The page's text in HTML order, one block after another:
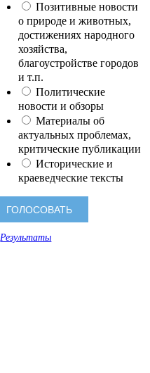
Позитивные новости
о природе и животных,
достижениях народного
хозяйства,
благоустройстве городов
и т.п.
Политические
новости и обзоры
Материалы об
актуальных проблемах,
критические публикации
Исторические и
краеведческие тексты
Результаты